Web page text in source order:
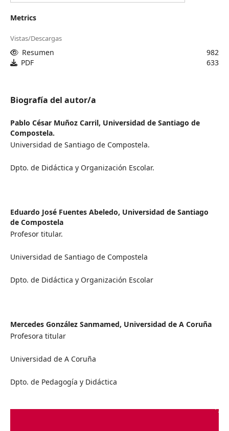
Metrics
Vistas/Descargas
Resumen
982
PDF
633
Biografía del autor/a
Pablo César Muñoz Carril, Universidad de Santiago de
Compostela.
Universidad de Santiago de Compostela.
Dpto. de Didáctica y Organización Escolar.
Eduardo José Fuentes Abeledo, Universidad de Santiago
de Compostela
Profesor titular.
Universidad de Santiago de Compostela
Dpto. de Didáctica y Organización Escolar
Mercedes González Sanmamed, Universidad de A Coruña
Profesora titular
Universidad de A Coruña
Dpto. de Pedagogía y Didáctica